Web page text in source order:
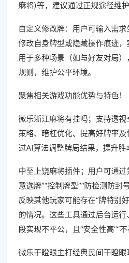
麻将)等，建议通过正规途径维护
自定义修改牌：用户可输入需求
修改自身牌型或隐藏操作痕迹，
用于多种场景（如与好友对局
规则，维护公平环境。
聚焦相关游戏功能优势与特色！
微乐浙江麻将有挂吗；支持透
策略、暗杠优化、提高好牌率
过AI算法调整牌局结果，提升胜
中至上饶麻将插件；用户可通过
意选牌”“控制牌型”“防检测防封
反映其他玩家可能存在“牌特别
的情况。这些工具通过后台运
段实现不平公，且“安全性高”“不
微乐干瞪眼主打经典民间干瞪